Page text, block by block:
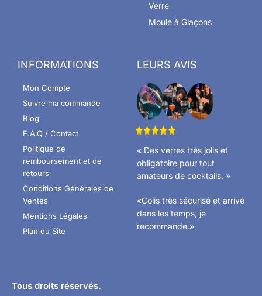
Verre
Moule à Glaçons
INFORMATIONS
Mon Compte
Suivre ma commande
Blog
F.A.Q / Contact
Politique de
remboursement et de
retours
Conditions Générales de
Ventes
Mentions Légales
Plan du Site
LEURS AVIS
« Des verres très jolis et
obligatoire pour tout
amateurs de cocktails. »
«Colis très sécurisé et arrivé
dans les temps, je
recommande.»
Tous droits réservés.